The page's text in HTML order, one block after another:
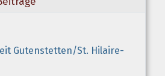
Gutenstetten/St. Hilaire-